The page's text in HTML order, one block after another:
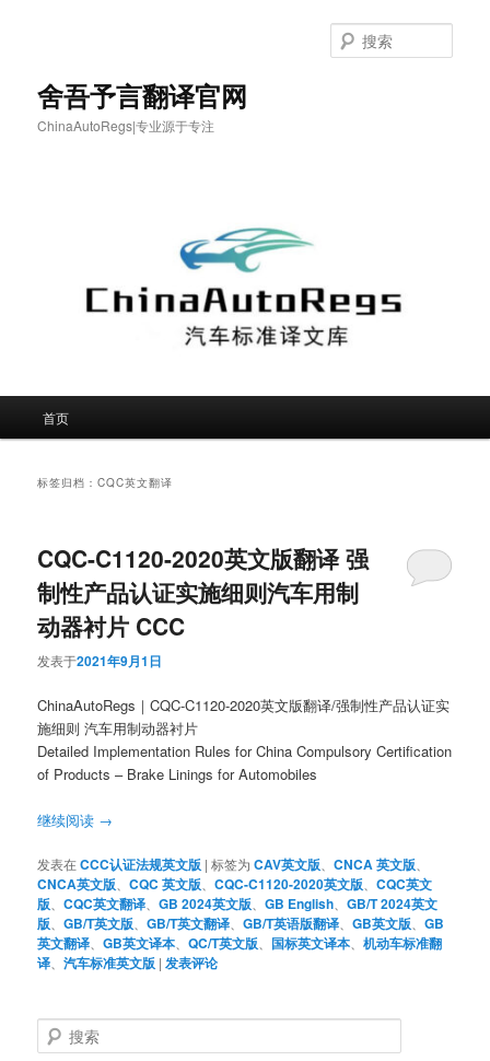
舍吾予言翻译官网
ChinaAutoRegs|专业源于专注
索
首页
标签归档：CQC英文翻译
CQC-C1120-2020英文版翻译 强
制性产品认证实施细则汽车用制
动器衬片 CCC
发表于2021年9月1日
ChinaAutoRegs｜CQC-C1120-2020英文版翻译/强制性产品认证实
施细则 汽车用制动器衬片
Detailed Implementation Rules for China Compulsory Certification
of Products – Brake Linings for Automobiles
继续阅读 →
发表在CCC认证法规英文版 |标签为 CAV英文版 、CNCA 英文版
CNCA英文版 、CQC 英文版 、CQC-C1120-2020英文版 、CQC英文
版 、CQC英文翻译 、GB 2024英文版 、GB English 、GB/T 2024英文
版 、GB/T英文版 、GB/T英文翻译 、GB/T英语版翻译 、GB英文版 、GB
英文翻译 、GB英文译本 、QC/T英文版 国标英文译本 、机动车标准翻
译 、汽车标准英文版 | 发表评论
搜
索